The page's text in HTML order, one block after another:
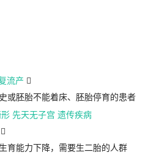
流产 
或胚胎不能着床、胚胎停育的患者
先天无子宫 遗传疾病

育能力下降，需要生二胎的人群